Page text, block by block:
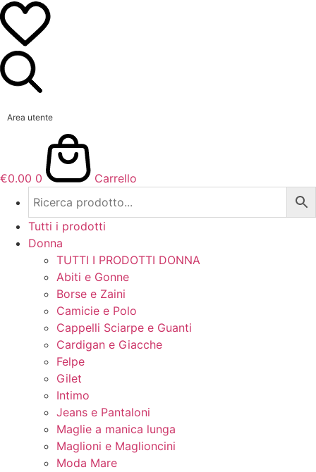
Area utente
€0.00 0 Carrello
Tutti i prodotti
Donna
TUTTI I PRODOTTI DONNA
Abiti e Gonne
Borse e Zaini
Camicie e Polo
Cappelli Sciarpe e Guanti
Cardigan e Giacche
Felpe
Gilet
Intimo
Jeans e Pantaloni
Maglie a manica lunga
Maglioni e Maglioncini
Moda Mare